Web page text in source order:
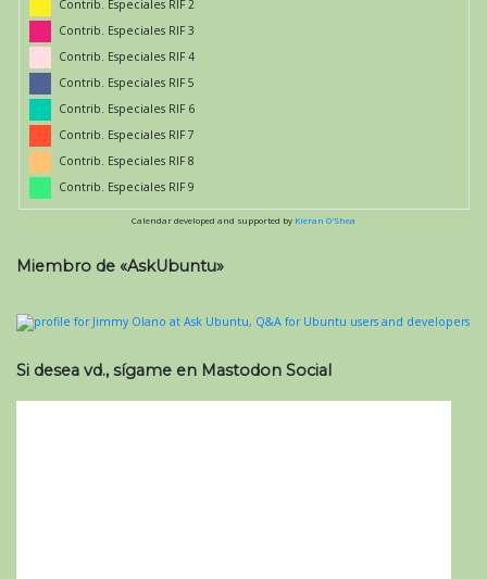
Contrib. Especiales RIF 2
Contrib. Especiales RIF 3
Contrib. Especiales RIF 4
Contrib. Especiales RIF 5
Contrib. Especiales RIF 6
Contrib. Especiales RIF 7
Contrib. Especiales RIF 8
Contrib. Especiales RIF 9
Calendar developed and supported by Kieran O'Shea
Miembro de «AskUbuntu»
Si desea vd., sígame en Mastodon Social